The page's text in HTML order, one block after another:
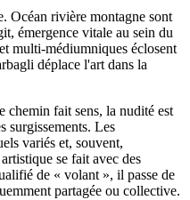
Océan rivière montagne sont
émergence vitale au sein du
multi-médiumniques éclosent
déplace l'art dans la
chemin fait sens, la nudité est
surgissements. Les
variés et, souvent,
se fait avec des
de « volant », il passe de
partagée ou collective.